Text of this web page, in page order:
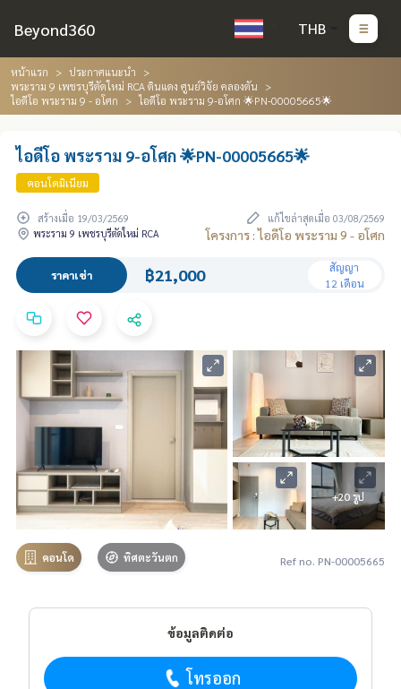
Beyond360 THB
หน้าแรก
ประกาศแนะนำ
พระราม 9 เพชรบุรีตัดใหม่ RCA ดินแดง ศูนย์วิจัย คลองตัน
ไอดีโอ พระราม 9 - อโศก
ไอดีโอ พระราม 9-อโศก 🌟PN-00005665🌟
ไอดีโอ พระราม 9-อโศก 🌟PN-00005665🌟
คอนโดมิเนียม
สร้างเมื่อ 19/03/2569
แก้ไขล่าสุดเมื่อ 03/08/2569
พระราม 9 เพชรบุรีตัดใหม่ RCA
โครงการ : ไอดีโอ พระราม 9 - อโศก
ราคาเช่า ฿21,000
สัญญา
12 เดือน
+20 รูป
คอนโด ทิศตะวันตก Ref no. PN-00005665
ข้อมูลติดต่อ
โทรออก